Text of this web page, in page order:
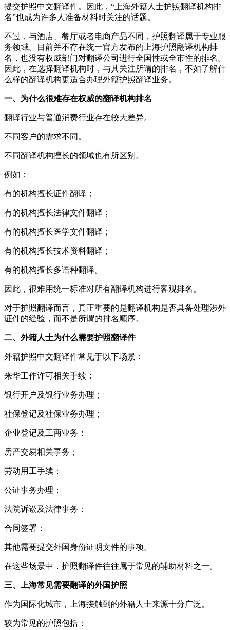
提交护照中文翻译件。因此，“上海外籍人士护照翻译机构排
名”也成为许多人准备材料时关注的话题。
不过，与酒店、餐厅或者电商产品不同，护照翻译属于专业服
务领域。目前并不存在统一官方发布的上海护照翻译机构排
名，也没有权威部门对翻译公司进行全国性或全市性的排名。
因此，在选择翻译机构时，与其关注所谓的排名，不如了解什
么样的翻译机构更适合办理外籍护照翻译业务。
一、为什么很难存在权威的翻译机构排名
翻译行业与普通消费行业存在较大差异。
不同客户的需求不同。
不同翻译机构擅长的领域也有所区别。
例如：
有的机构擅长证件翻译；
有的机构擅长法律文件翻译；
有的机构擅长医学文件翻译；
有的机构擅长技术资料翻译；
有的机构擅长多语种翻译。
因此，很难用统一标准对所有翻译机构进行客观排名。
对于护照翻译而言，真正重要的是翻译机构是否具备处理涉外
证件的经验，而不是所谓的排名顺序。
二、外籍人士为什么需要护照翻译件
外籍护照中文翻译件常见于以下场景：
来华工作许可相关手续；
银行开户及银行业务办理；
社保登记及社保业务办理；
企业登记及工商业务；
房产交易相关事务；
劳动用工手续；
公证事务办理；
法院诉讼及法律事务；
合同签署；
其他需要提交外国身份证明文件的事项。
在这些场景中，护照翻译件往往属于常见的辅助材料之一。
三、上海常见需要翻译的外国护照
作为国际化城市，上海接触到的外籍人士来源十分广泛。
较为常见的护照包括：